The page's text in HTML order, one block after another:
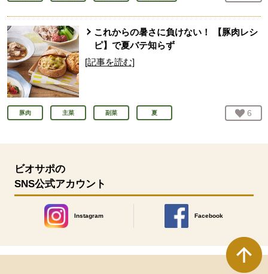
これからの暑さに負けない！ 【豚肉レシ
ピ】で夏バテ知らず
[記事を読む]
豚肉 主菜 副菜 夏 お気
6
ビオサポの
SNS公式アカウント
Instagram
別のウィンドウで開きます。
Facebook
別のウィンドウで開きます